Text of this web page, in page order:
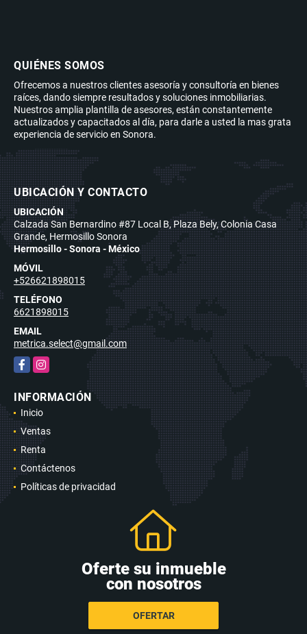
QUIÉNES SOMOS
Ofrecemos a nuestros clientes asesoría y consultoría en bienes
raíces, dando siempre resultados y soluciones inmobiliarias.
Nuestros amplia plantilla de asesores, están constantemente
actualizados y capacitados al día, para darle a usted la mas grata
experiencia de servicio en Sonora.
UBICACIÓN Y CONTACTO
UBICACIÓN
Calzada San Bernardino #87 Local B, Plaza Bely, Colonia Casa
Grande, Hermosillo Sonora
Hermosillo - Sonora - México
MÓVIL
+526621898015
TELÉFONO
6621898015
EMAIL
metrica.select@gmail.com
FacebookInstagram
INFORMACIÓN
Inicio
Ventas
Renta
Contáctenos
Políticas de privacidad
Oferte su inmueble
con nosotros
OFERTAR